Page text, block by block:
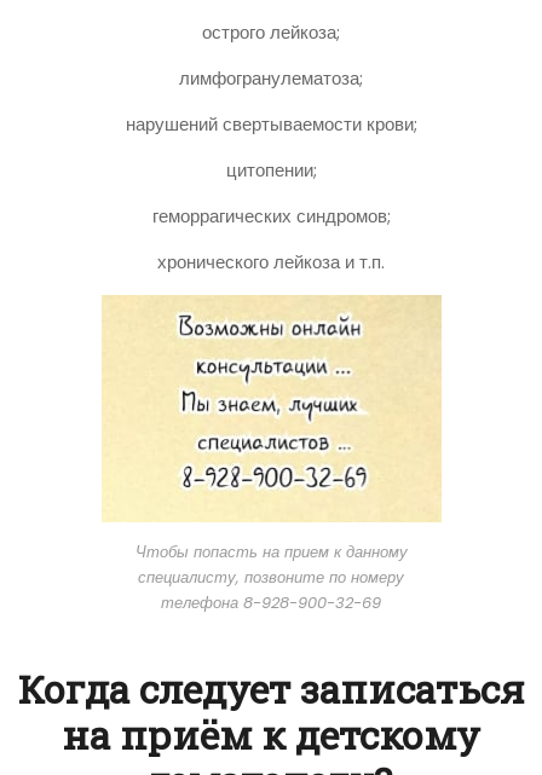
острого лейкоза;
лимфогранулематоза;
нарушений свертываемости крови;
цитопении;
геморрагических синдромов;
хронического лейкоза и т.п.
Чтобы попасть на прием к данному
специалисту, позвоните по номеру
телефона 8-928-900-32-69
Когда следует записаться
на приём к детскому